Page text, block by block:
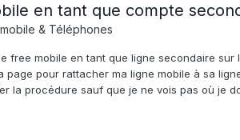
en tant que compte
& Téléphones
free mobile en tant que ligne secondaire
page pour rattacher ma ligne mobile à sa
la procédure sauf que je ne vois pas où je